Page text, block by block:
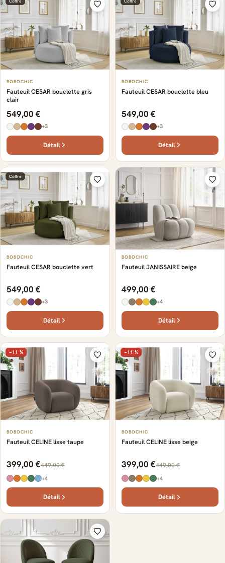
BOBOCHIC
Fauteuil CESAR bouclette gris
clair
549,00 €
+3
Détail
BOBOCHIC
Fauteuil CESAR bouclette bleu
549,00 €
+3
Détail
Coffre
BOBOCHIC
Fauteuil CESAR bouclette vert
549,00 €
+3
Détail
BOBOCHIC
Fauteuil JANISSAIRE beige
499,00 €
+4
Détail
−11 %
BOBOCHIC
Fauteuil CELINE lisse taupe
399,00 €449,00 €
+4
Détail
−11 %
BOBOCHIC
Fauteuil CELINE lisse beige
399,00 €449,00 €
+4
Détail